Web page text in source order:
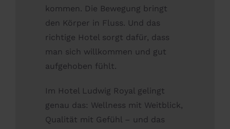
kommen. Die Bewegung bringt
den Körper in Fluss. Und das
richtige Hotel sorgt dafür, dass
man sich willkommen und gut
aufgehoben fühlt.
Im Hotel Ludwig Royal gelingt
genau das: Wellness mit Weitblick,
Qualität mit Gefühl – und das